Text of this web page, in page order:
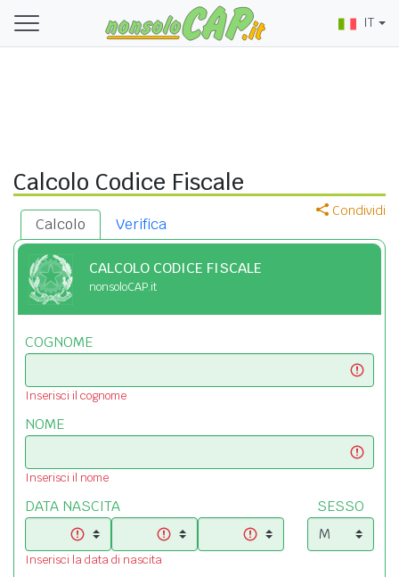
IT
Calcolo Codice Fiscale
Condividi
Calcolo Verifica
CALCOLO CODICE FISCALE
nonsoloCAP.it
COGNOME
Inserisci il cognome
NOME
Inserisci il nome
DATA NASCITA
Inserisci la data di nascita
SESSO